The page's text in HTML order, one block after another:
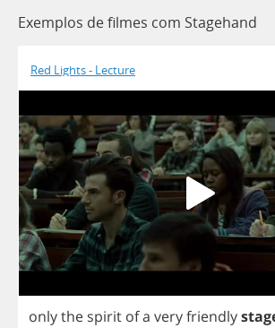
Exemplos de filmes com Stagehand
Red Lights - Lecture
onlythe spirit ofa veryfriendly